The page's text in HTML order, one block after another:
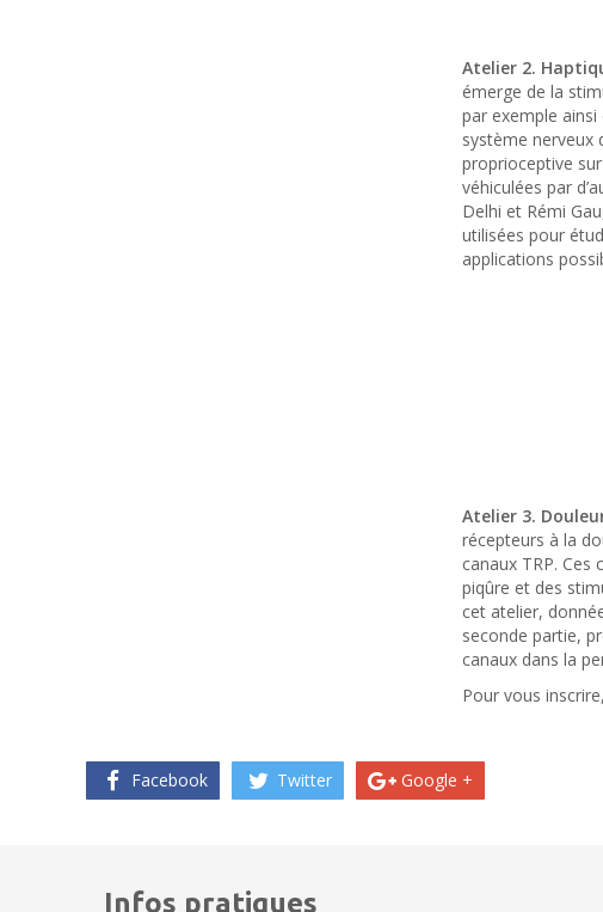
Atelier 2.
émerge de la
par exemple ainsi
système nerveux
proprioceptive
véhiculées par
Delhi et Rémi
utilisées pour
applications
Atelier 3.
récepteurs à la
canaux TRP.
piqûre et des
cet atelier,
seconde partie,
canaux dans la
Pour vous
Facebook Twitter Google +
Infos pratiques